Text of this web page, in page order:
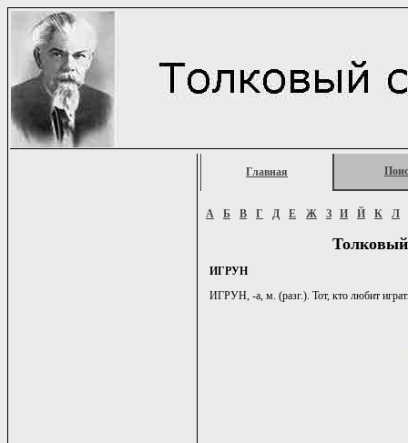
Главная
А Б В Г Д Е Ж З И Й К Л
ИГРУН
ИГРУН, -а, м. (разг.). Тот, кто любит